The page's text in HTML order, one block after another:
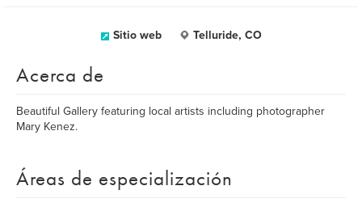
Sitio web Telluride, CO
Acerca de
Beautiful Gallery featuring local artists including photographer
Mary Kenez.
Áreas de especialización